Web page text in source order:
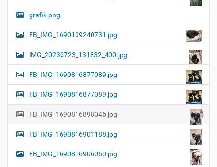
grafik.png
FB_IMG_1690109240731.jpg
IMG_20230723_131832_400.jpg
FB_IMG_1690816877089.jpg
FB_IMG_1690816877089.jpg
FB_IMG_1690816898046.jpg
FB_IMG_1690816901188.jpg
FB_IMG_1690816906060.jpg